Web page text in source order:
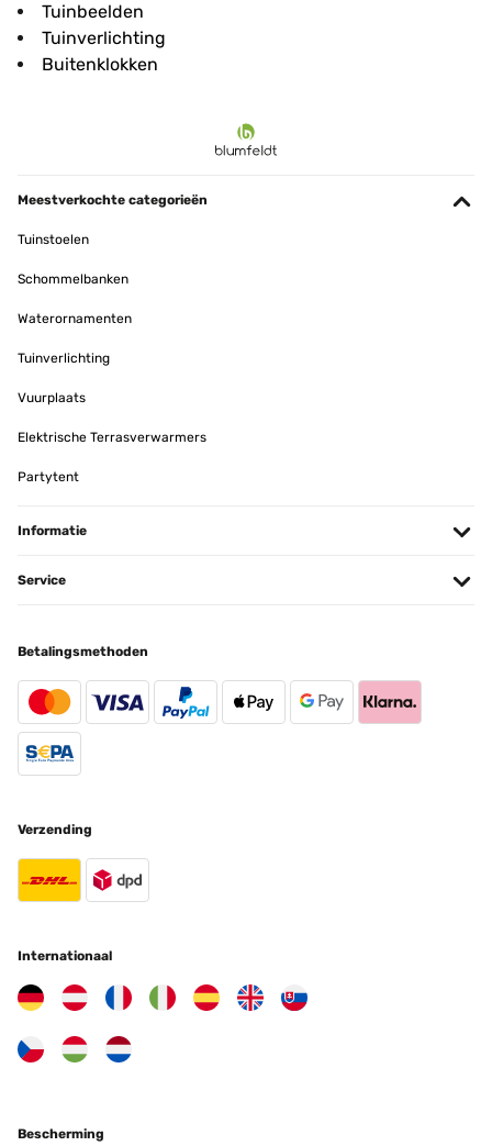
Tuinbeelden
Tuinverlichting
Buitenklokken
Meestverkochte categorieën
Tuinstoelen
Schommelbanken
Waterornamenten
Tuinverlichting
Vuurplaats
Elektrische Terrasverwarmers
Partytent
Informatie
Service
Betalingsmethoden
Verzending
Internationaal
Bescherming